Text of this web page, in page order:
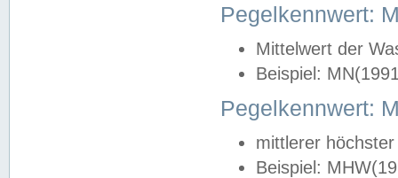
Pegelkennwert:
Mittelwert der
Beispiel:
Pegelkennwert:
mittlerer
Beispiel: